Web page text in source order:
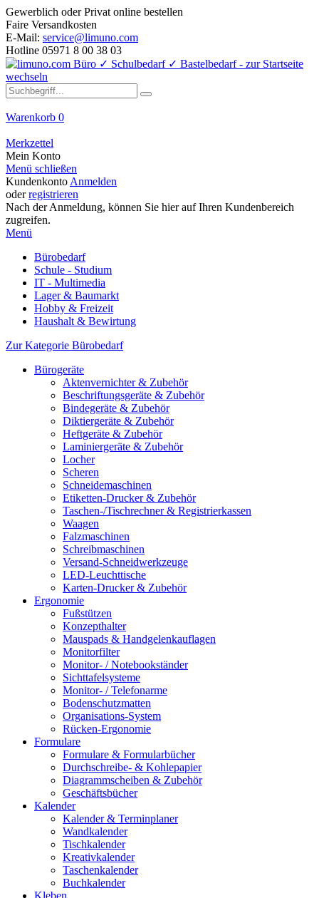
Gewerblich oder Privat online bestellen
Faire Versandkosten
E-Mail: service@limuno.com
Hotline 05971 8 00 38 03
Warenkorb 0
Merkzettel
Mein Konto
Menü schließen
Kundenkonto Anmelden
oderregistrieren
Nach der Anmeldung, können Sie hier auf Ihren Kundenbereich
zugreifen.
Menü
Bürobedarf
Schule - Studium
IT - Multimedia
Lager & Baumarkt
Hobby & Freizeit
Haushalt & Bewirtung
Zur Kategorie Bürobedarf
Bürogeräte
Aktenvernichter & Zubehör
Beschriftungsgeräte & Zubehör
Bindegeräte & Zubehör
Diktiergeräte & Zubehör
Heftgeräte & Zubehör
Laminiergeräte & Zubehör
Locher
Scheren
Schneidemaschinen
Etiketten-Drucker & Zubehör
Taschen-/Tischrechner & Registrierkassen
Waagen
Falzmaschinen
Schreibmaschinen
Versand-Schneidwerkzeuge
LED-Leuchttische
Karten-Drucker & Zubehör
Ergonomie
Fußstützen
Konzepthalter
Mauspads & Handgelenkauflagen
Monitorfilter
Monitor- / Notebookständer
Sichttafelsysteme
Monitor- / Telefonarme
Bodenschutzmatten
Organisations-System
Rücken-Ergonomie
Formulare
Formulare & Formularbücher
Durchschreibe- & Kohlepapier
Diagrammscheiben & Zubehör
Geschäftsbücher
Kalender
Kalender & Terminplaner
Wandkalender
Tischkalender
Kreativkalender
Taschenkalender
Buchkalender
Kleben